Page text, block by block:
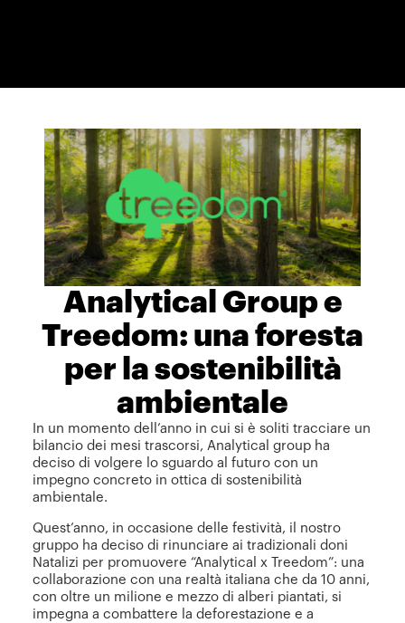
Analytical Group e
Treedom: una foresta
per la sostenibilità
ambientale
In un momento dell’anno in cui si è soliti tracciare un
bilancio dei mesi trascorsi, Analytical group ha
deciso di volgere lo sguardo al futuro con un
impegno concreto in ottica di sostenibilità
ambientale.
Quest’anno, in occasione delle festività, il nostro
gruppo ha deciso di rinunciare ai tradizionali doni
Natalizi per promuovere “Analytical x Treedom”: una
collaborazione con una realtà italiana che da 10 anni,
con oltre un milione e mezzo di alberi piantati, si
impegna a combattere la deforestazione e a